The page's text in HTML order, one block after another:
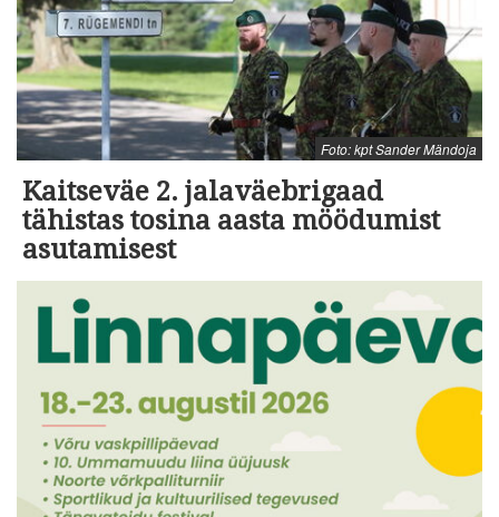
Foto: kpt Sander Mändoja
Kaitseväe 2. jalaväebrigaad
tähistas tosina aasta möödumist
asutamisest